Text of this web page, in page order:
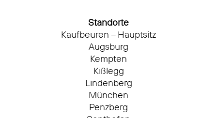
Standorte
Kaufbeuren – Hauptsitz
Augsburg
Kempten
Kißlegg
Lindenberg
München
Penzberg